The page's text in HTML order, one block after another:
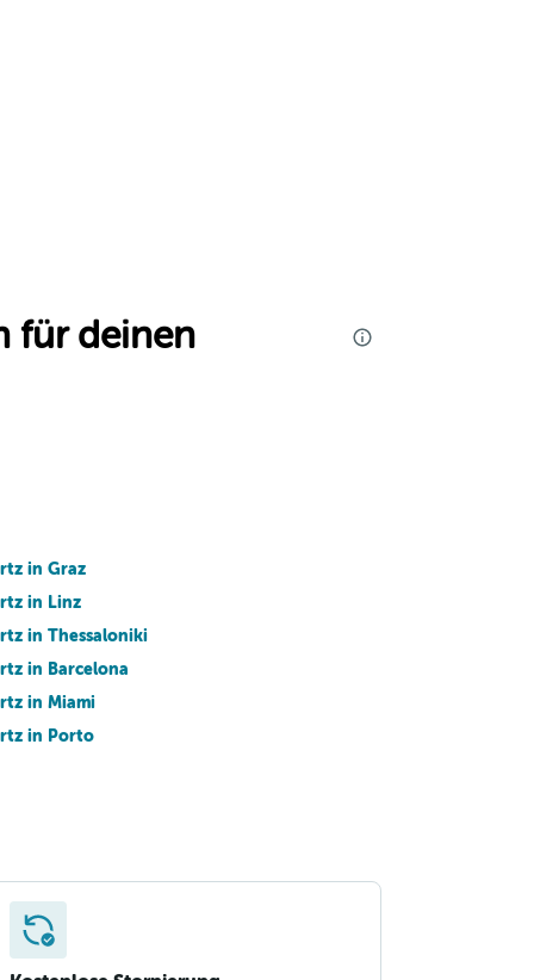
für deinen
in Graz
in Linz
in Thessaloniki
in Barcelona
in Miami
in Porto